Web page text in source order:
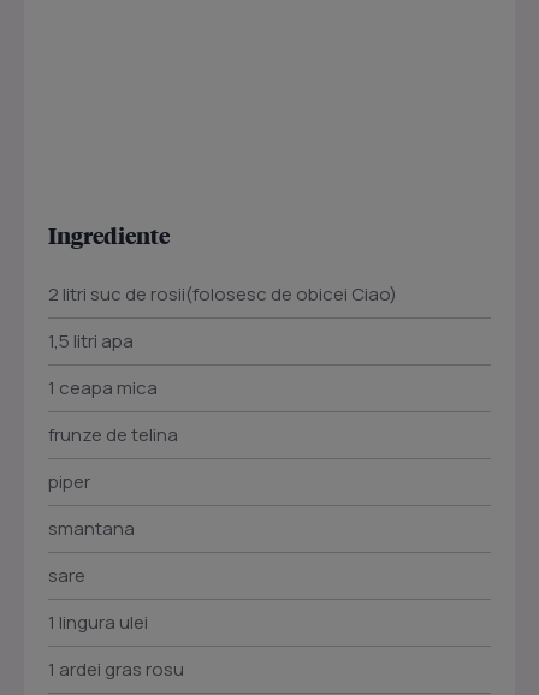
Ingrediente
2 litri suc de rosii(folosesc de obicei Ciao)
1,5 litri apa
1 ceapa mica
frunze de telina
piper
smantana
sare
1 lingura ulei
1 ardei gras rosu